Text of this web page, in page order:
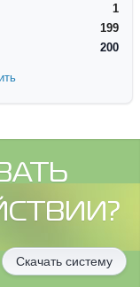
1
199
200
Скачать систему